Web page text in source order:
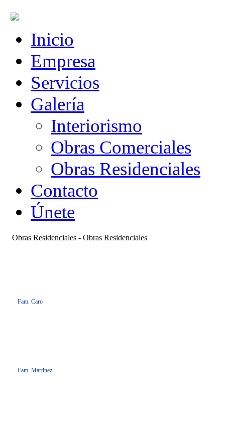
Inicio
Empresa
Servicios
Galería
Interiorismo
Obras Comerciales
Obras Residenciales
Contacto
Únete
Obras Residenciales - Obras Residenciales
Fam. Caro
Fam. Martinez